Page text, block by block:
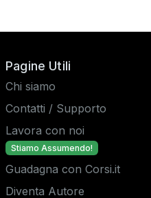
Pagine Utili
Chi siamo
Contatti / Supporto
Lavora con noi
Stiamo Assumendo!
Guadagna con Corsi.it
Diventa Autore